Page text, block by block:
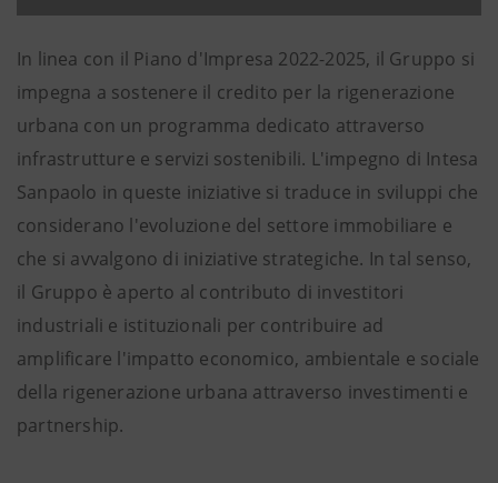
In linea con il Piano d'Impresa 2022-2025, il Gruppo si
impegna a sostenere il credito per la rigenerazione
urbana con un programma dedicato attraverso
infrastrutture e servizi sostenibili. L'impegno di Intesa
Sanpaolo in queste iniziative si traduce in sviluppi che
considerano l'evoluzione del settore immobiliare e
che si avvalgono di iniziative strategiche. In tal senso,
il Gruppo è aperto al contributo di investitori
industriali e istituzionali per contribuire ad
amplificare l'impatto economico, ambientale e sociale
della rigenerazione urbana attraverso investimenti e
partnership.